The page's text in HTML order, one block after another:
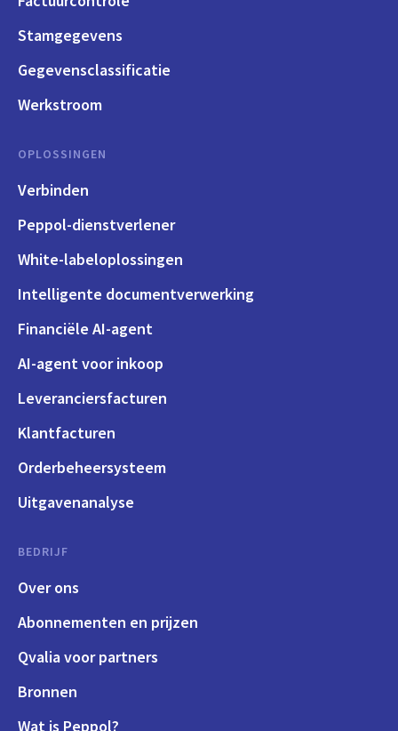
Stamgegevens
Gegevensclassificatie
Werkstroom
OPLOSSINGEN
Verbinden
Peppol-dienstverlener
White-labeloplossingen
Intelligente documentverwerking
Financiële AI-agent
AI-agent voor inkoop
Leveranciersfacturen
Klantfacturen
Orderbeheersysteem
Uitgavenanalyse
BEDRIJF
Over ons
Abonnementen en prijzen
Qvalia voor partners
Bronnen
Wat is Peppol?